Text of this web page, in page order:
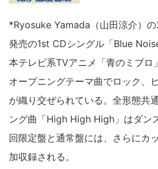
*Ryosuke Yamada（山田涼介）の
発売の1st CDシングル「Blue
本テレビ系TVアニメ「青のミブロ
オープニングテーマ曲でロック、
が織り交ぜられている。全形態共
ング曲「High High High」はダン
回限定盤と通常盤には、さらにカ
加収録される。